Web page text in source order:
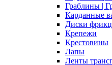
Граблины |
Карданные
Диски
Крепежи
Крестовины
Лапы
Ленты